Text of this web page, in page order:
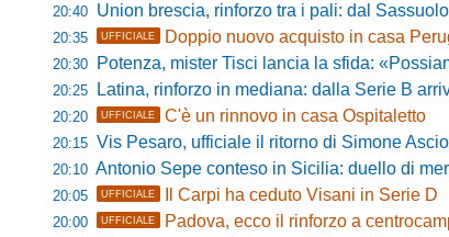
20:40 Union brescia, rinforzo tra i pali: dal Sassuolo arriva il
20:35 UFFICIALE Doppio nuovo acquisto in casa
20:30 Potenza, mister Tisci lancia la sfida: «Possiamo fare qualcosa di storico e
20:25 Latina, rinforzo in mediana: dalla Serie B
20:20 UFFICIALE C'è un rinnovo in casa Ospitaletto
20:15 Vis Pesaro, ufficiale il ritorno di Simone Ascione: contratto a
20:10 Antonio Sepe conteso in Sicilia: duello di mercato
20:05 UFFICIALE Il Carpi ha ceduto Visani in Serie D
20:00 UFFICIALE Padova, ecco il rinforzo a